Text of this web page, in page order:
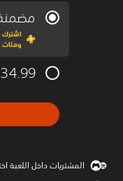
ومئات
المشتريات داخل اللعبة